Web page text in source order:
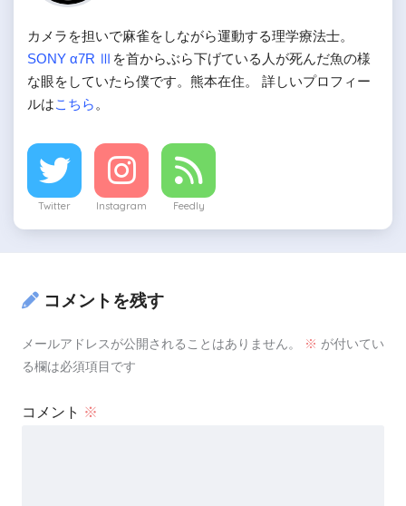
カメラを担いで麻雀をしながら運動する理学療法士。
SONY α7R Ⅲ を首からぶら下げている人が死んだ魚の様
な眼をしていたら僕です。熊本在住。 詳しいプロフィー
ルはこちら 。
Twitter Instagram Feedly
コメントを残す
メールアドレスが公開されることはありません。 ※ が付いてい
る欄は必須項目です
コメント ※